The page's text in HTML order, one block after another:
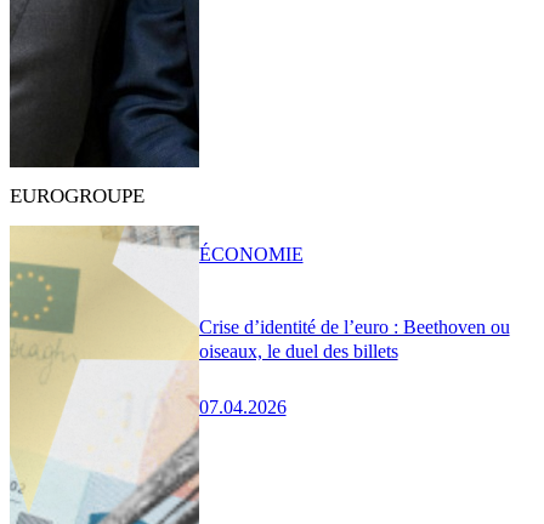
EUROGROUPE
Crise d’identité de l’euro : Beethoven ou
oiseaux, le duel des billets
07.04.2026
ÉCONOMIE